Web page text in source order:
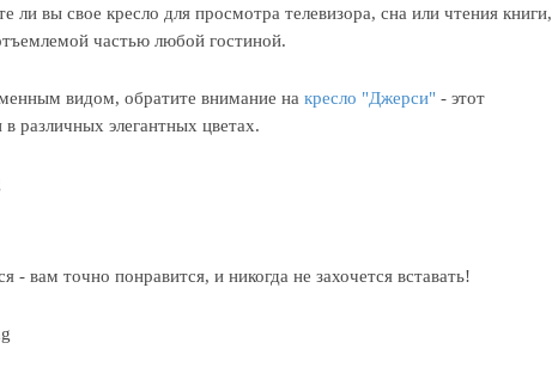
ли вы свое кресло для просмотра телевизора, сна или чтения книги,
частью любой гостиной.
видом, обратите внимание на кресло "Джерси" - этот
различных элегантных цветах.
- вам точно понравится, и никогда не захочется вставать!